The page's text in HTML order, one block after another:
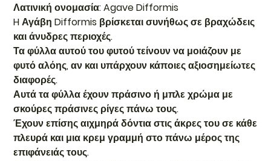
Λατινική ονομασία: Agave Difformis
H Αγάβη Difformis βρίσκεται συνήθως σε βραχώδεις
και άνυδρες περιοχές.
Τα φύλλα αυτού του φυτού τείνουν να μοιάζουν με
φυτό αλόης, αν και υπάρχουν κάποιες αξιοσημείωτες
διαφορές.
Αυτά τα φύλλα έχουν πράσινο ή μπλε χρώμα με
σκούρες πράσινες ρίγες πάνω τους.
Έχουν επίσης αιχμηρά δόντια στις άκρες του σε κάθε
πλευρά και μια κρεμ γραμμή στο πάνω μέρος της
επιφάνειάς τους.